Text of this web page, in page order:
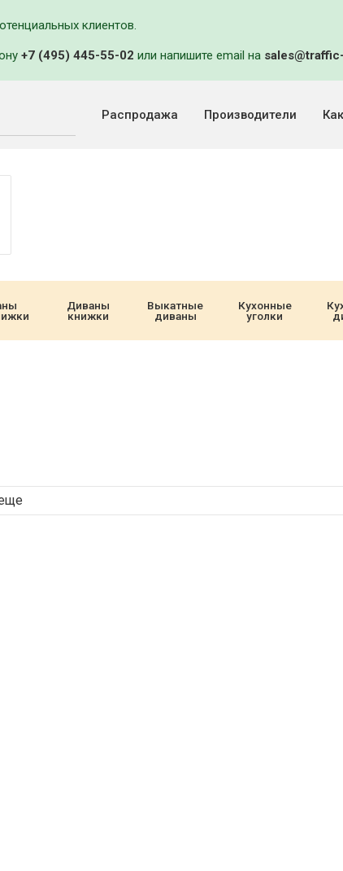
клиентов.
+7 (495) 445-55-02 или напишите email на
Распродажа Производители
Диваны
книжки
Выкатные
диваны
Кухонные
уголки